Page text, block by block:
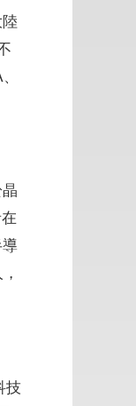
導
技